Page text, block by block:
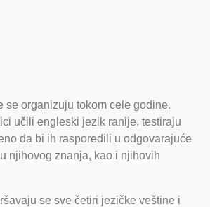
se organizuju tokom cele godine.
učili engleski jezik ranije, testiraju
da bi ih rasporedili u odgovarajuće
njihovog znanja, kao i njihovih
se sve četiri jezičke veštine i